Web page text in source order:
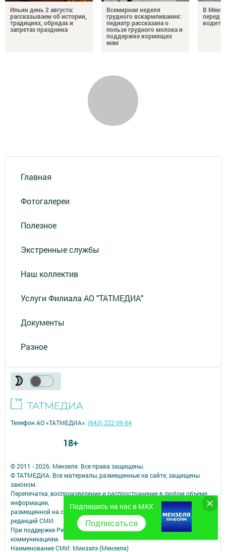
Ильин день 2 августа:
рассказываем об истории,
традициях, обрядах и
запретах праздника
Всемирная неделя
грудного вскармливания:
педиатр рассказала о
пользе грудного молока и
поддержке кормящих
мам
В
перед
Главная
Фотогалереи
Полезное
Экстренные службы
Наш коллектив
Услуги Филиала АО "ТАТМЕДИА"
Документы
Разное
Подпишись на нас в MAX
Подписаться
© 2011 - 2026. Мензеля. Все права защищены.
© ТАТМЕДИА. Все материалы, размещенные на сайте, защищены
законом.
Перепечатка, воспроизведение и распространение в любом объеме
информации,
размещенной на сайте, возможна только с письменного согласия
редакций СМИ.
При поддержке Республиканского агентства по печати и массовым
коммуникациям.
Наименование СМИ: Минзэлэ (Мензеля)
Телефон АО «ТАТМЕДИА»:(843) 222 09 84
18+